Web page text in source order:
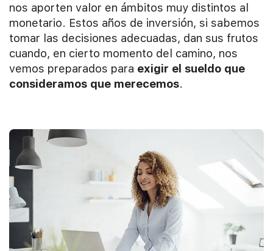
nos aporten valor en ámbitos muy distintos al
monetario. Estos años de inversión, si sabemos
tomar las decisiones adecuadas, dan sus frutos
cuando, en cierto momento del camino, nos
vemos preparados para exigir el sueldo que
consideramos que merecemos.